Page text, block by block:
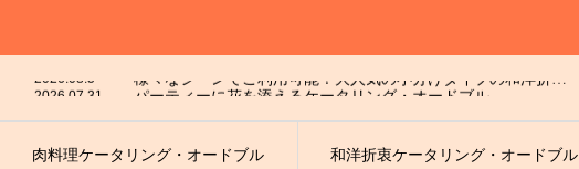
肉料理ケータリング・オードブル 和洋折衷ケータリング・オードブル
2026.07.28 パーティーに花を添えるケータリング・オードブル
2026.07.31 パーティーに花を添えるケータリング・オードブル
2026.07.29 様々なシーンでご利用可能！大人気の小分けタイプの和洋折衷オードブル
2026.08.5 様々なシーンでご利用可能！大人気の小分けタイプの和洋折衷オードブル